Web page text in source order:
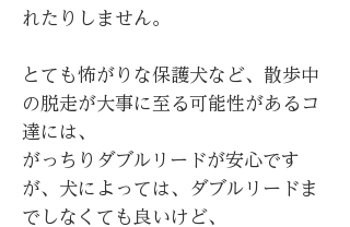
れたりしません。
とても怖がりな保護犬など、散歩中
の脱走が大事に至る可能性があるコ
達には、
がっちりダブルリードが安心です
が、犬によっては、ダブルリードま
でしなくても良いけど、